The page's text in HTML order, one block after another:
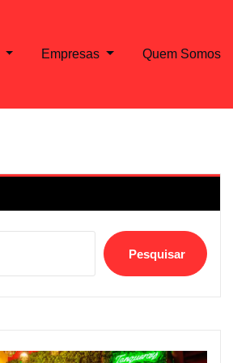
Empresas Quem Somos
Pesquisar